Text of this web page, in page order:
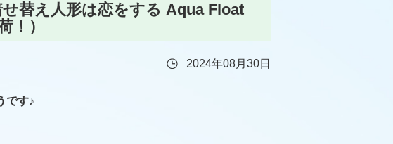
替え人形は恋をする Aqua Float
！）
2024年08月30日
です♪